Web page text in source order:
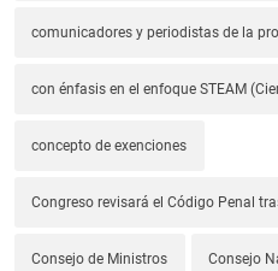
comunicadores y periodistas de la
con énfasis en el enfoque STEAM
concepto de exenciones
Congreso revisará el Código Penal
Consejo de Ministros Consejo